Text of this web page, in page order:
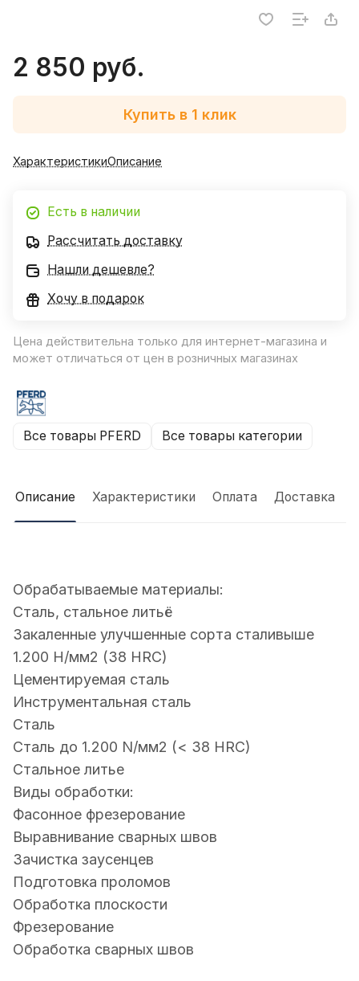
2 850 руб.
Купить в 1 клик
ХарактеристикиОписание
Есть в наличии
Рассчитать доставку
Нашли дешевле?
Хочу в подарок
Цена действительна только для интернет-магазина и
может отличаться от цен в розничных магазинах
Все товары PFERD Все товары категории
Описание Характеристики Оплата Доставка
Обрабатываемые материалы:
Сталь, стальное литьё
Закаленные улучшенные сорта сталивыше
1.200 Н/мм2 (38 HRC)
Цементируемая сталь
Инструментальная сталь
Сталь
Сталь до 1.200 N/мм2 (< 38 HRC)
Стальное литье
Виды обработки:
Фасонное фрезерование
Выравнивание сварных швов
Зачистка заусенцев
Подготовка проломов
Обработка плоскости
Фрезерование
Обработка сварных швов